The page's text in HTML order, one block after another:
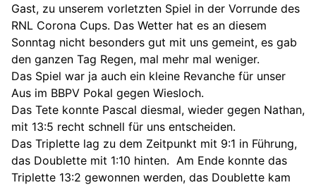
Gast, zu unserem vorletzten Spiel in der Vorrunde des
RNL Corona Cups. Das Wetter hat es an diesem
Sonntag nicht besonders gut mit uns gemeint, es gab
den ganzen Tag Regen, mal mehr mal weniger.
Das Spiel war ja auch ein kleine Revanche für unser
Aus im BBPV Pokal gegen Wiesloch.
Das Tete konnte Pascal diesmal, wieder gegen Nathan,
mit 13:5 recht schnell für uns entscheiden.
Das Triplette lag zu dem Zeitpunkt mit 9:1 in Führung,
das Doublette mit 1:10 hinten. Am Ende konnte das
Triplette 13:2 gewonnen werden, das Doublette kam